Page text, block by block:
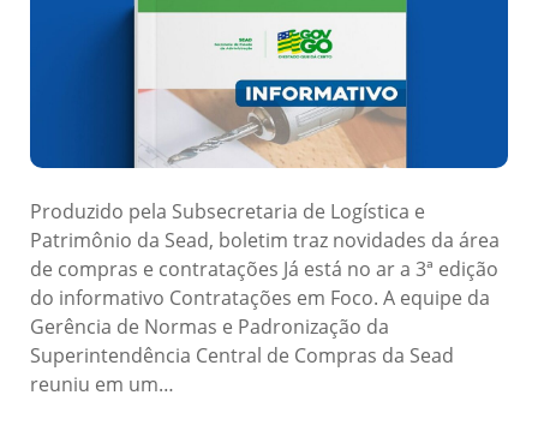
Produzido pela Subsecretaria de Logística e
Patrimônio da Sead, boletim traz novidades da área
de compras e contratações Já está no ar a 3ª edição
do informativo Contratações em Foco. A equipe da
Gerência de Normas e Padronização da
Superintendência Central de Compras da Sead
reuniu em um…